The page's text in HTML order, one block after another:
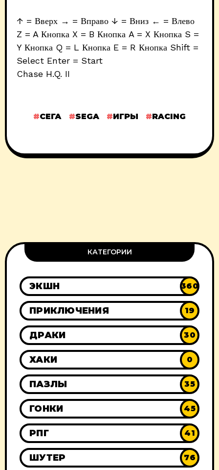
↑ = Вверх → = Вправо ↓ = Вниз ← = Влево
Z = A Кнопка X = B Кнопка A = X Кнопка S =
Y Кнопка Q = L Кнопка E = R Кнопка Shift =
Select Enter = Start
Chase H.Q. II
СЕГА SEGA ИГРЫ RACING
КАТЕГОРИИ
ЭКШН 360
ПРИКЛЮЧЕНИЯ 19
ДРАКИ 30
ХАКИ 0
ПАЗЛЫ 35
ГОНКИ 45
РПГ 41
ШУТЕР 76